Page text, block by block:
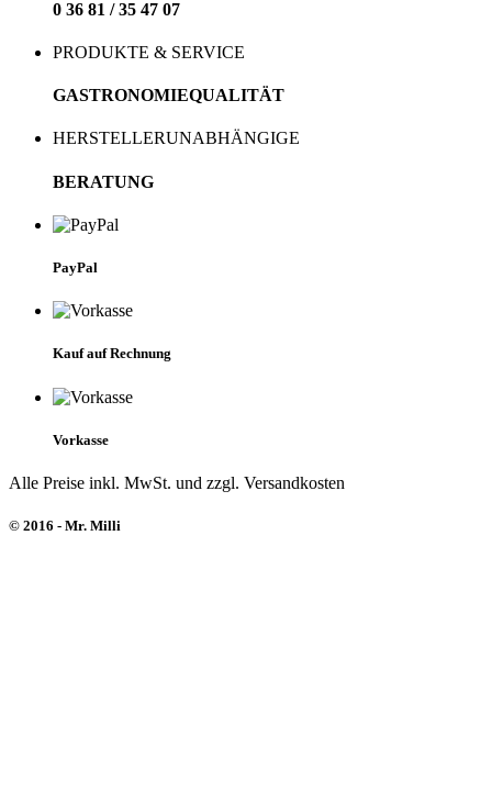
0 36 81 / 35 47 07
PRODUKTE & SERVICE
GASTRONOMIEQUALITÄT
HERSTELLERUNABHÄNGIGE
BERATUNG
PayPal
Kauf auf Rechnung
Vorkasse
Alle Preise inkl. MwSt. und zzgl. Versandkosten
© 2016 - Mr. Milli